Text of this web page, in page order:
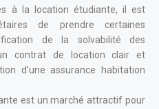
à la location étudiante, il est
de prendre certaines
de la solvabilité des
contrat de location clair et
d’une assurance habitation
est un marché attractif pour